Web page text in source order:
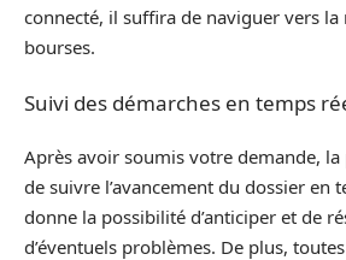
connecté, il suffira de naviguer vers
bourses.
Suivi des démarches en temps
Après avoir soumis votre demande,
de suivre l’avancement du dossier en
donne la possibilité d’anticiper et de
d’éventuels problèmes. De plus,